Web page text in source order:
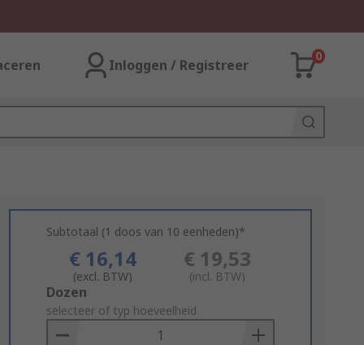
Inloggen / Registreer
0
Subtotaal (1 doos van 10 eenheden)*
€ 16,14
(excl. BTW)
€ 19,53
(incl. BTW)
Add
to
Basket
Dozen
selecteer of typ hoeveelheid